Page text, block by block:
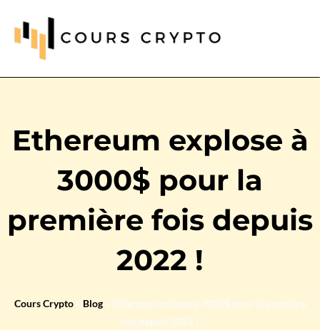
Ethereum explose à
3000$ pour la
première fois depuis
2022 !
Cours Crypto» Blog» Ethereum explose à 3000$ pour la première
fois depuis 2022 !